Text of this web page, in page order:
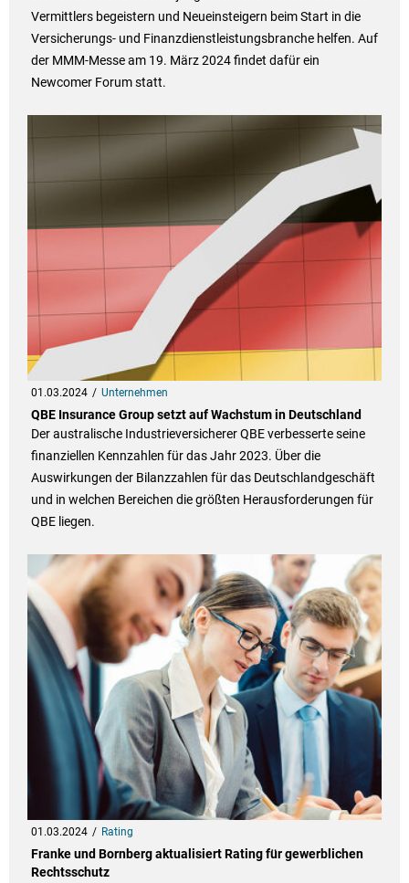
Vermittlers begeistern und Neueinsteigern beim Start in die
Versicherungs- und Finanzdienstleistungsbranche helfen. Auf
der MMM-Messe am 19. März 2024 findet dafür ein
Newcomer Forum statt.
01.03.2024 Unternehmen
QBE Insurance Group setzt auf Wachstum in Deutschland
Der australische Industrieversicherer QBE verbesserte seine
finanziellen Kennzahlen für das Jahr 2023. Über die
Auswirkungen der Bilanzzahlen für das Deutschlandgeschäft
und in welchen Bereichen die größten Herausforderungen für
QBE liegen.
01.03.2024 Rating
Franke und Bornberg aktualisiert Rating für gewerblichen
Rechtsschutz